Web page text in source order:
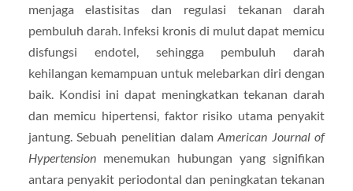
menjaga elastisitas dan regulasi tekanan darah
pembuluh darah. Infeksi kronis di mulut dapat memicu
disfungsi endotel, sehingga pembuluh darah
kehilangan kemampuan untuk melebarkan diri dengan
baik. Kondisi ini dapat meningkatkan tekanan darah
dan memicu hipertensi, faktor risiko utama penyakit
jantung. Sebuah penelitian dalamAmerican Journal of
Hypertensionmenemukan hubungan yang signifikan
antara penyakit periodontal dan peningkatan tekanan